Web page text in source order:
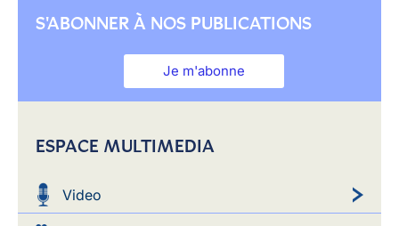
S'ABONNER À NOS PUBLICATIONS
Je m'abonne
ESPACE MULTIMEDIA
Video